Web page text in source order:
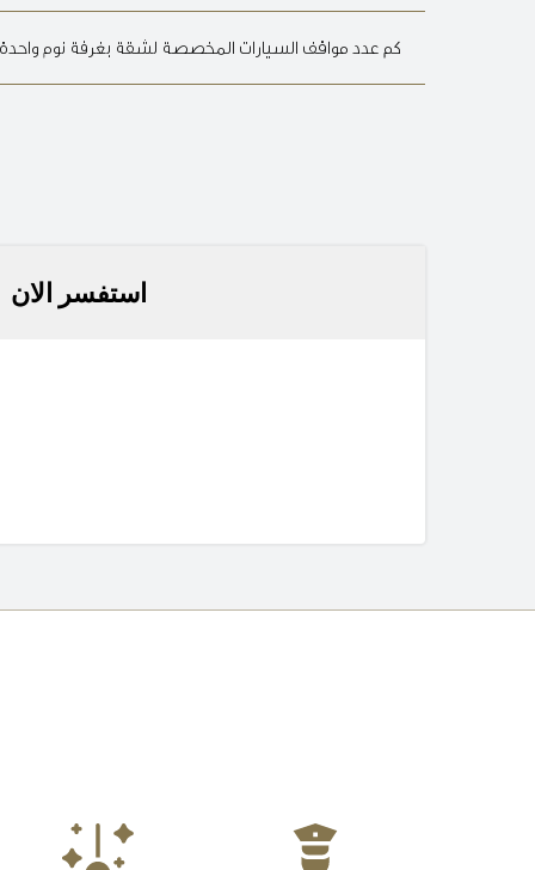
كم عدد مواقف السيارات المخصصة لشقة بغرفة نوم
استفسر الان